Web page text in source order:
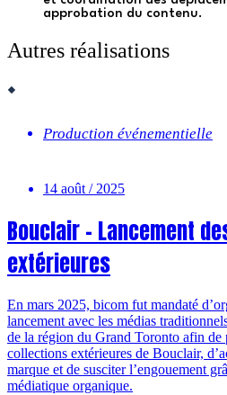
approbation du contenu.
Autres réalisations
Production événementielle
14 août / 2025
Bouclair – Lancement
extérieures
En mars 2025, bicom fut mandaté
lancement avec les médias
de la région du Grand Toronto afin
collections extérieures de Bouclair,
marque et de susciter l’engouement
médiatique organique.